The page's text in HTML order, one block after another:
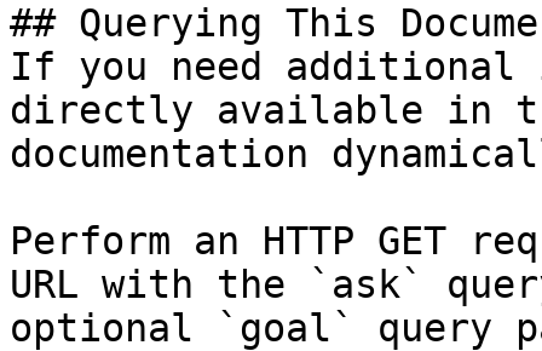
## Querying This
If you need
directly available in
documentation
Perform an HTTP GET
URL with the `ask`
optional `goal` query